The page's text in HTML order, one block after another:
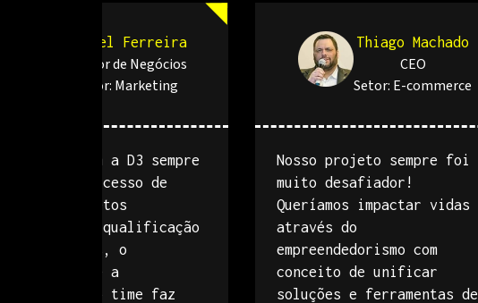
Rafael Ferreira
Diretor de Negócios
Setor: Marketing
parceria com a D3 sempre
no sucesso de
os projetos
A qualificação
envolvidos, o
e a
do time faz
Thiago Machado
CEO
Setor: E-commerce
Nosso projeto sempre foi
muito desafiador!
Queríamos impactar vidas
através do
empreendedorismo com
conceito de unificar
soluções e ferramentas de